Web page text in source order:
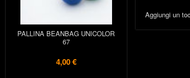
PALLINA BEANBAG UNICOLOR
67
4,00 €
Aggiungi un